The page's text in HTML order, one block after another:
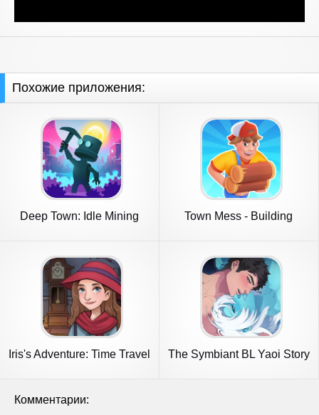
Похожие приложения:
Deep Town: Idle Mining
Town Mess - Building
Iris's Adventure: Time Travel The Symbiant BL Yaoi Story
Комментарии: